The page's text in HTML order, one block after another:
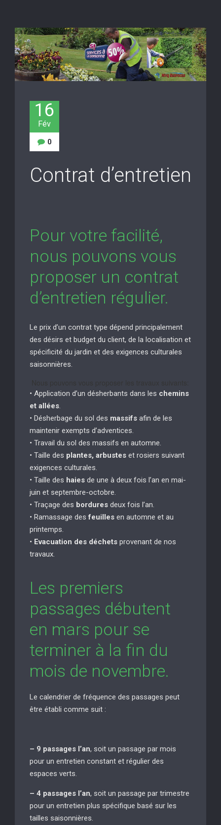
16
Fév
0
Contrat d’entretien
Pour votre facilité,
nous pouvons vous
proposer un contrat
d’entretien régulier.
Le prix d’un contrat type dépend principalement
des désirs et budget du client, de la localisation et
spécificité du jardin et des exigences culturales
saisonnières.
• Application d’un désherbants dans les chemins
et allées
• Désherbage du sol des massifs afin de les
maintenir exempts d’adventices.
• Travail du sol des massifs en automne.
• Taille des plantes, arbustes et rosiers suivant
exigences culturales.
• Taille des haies de une à deux fois l’an en mai-
juin et septembre-octobre.
• Traçage des bordures deux fois l’an.
• Ramassage desfeuilles en automne et au
printemps.
• Evacuation des déchets provenant de nos
travaux.
Les premiers
passages débutent
en mars pour se
terminer à la fin du
mois de novembre.
Le calendrier de fréquence des passages peut
être établi comme suit :
– 9 passages l’an, soit un passage par mois
pour un entretien constant et régulier des
espaces verts.
– 4 passages l’an, soit un passage par trimestre
pour un entretien plus spécifique basé sur les
tailles saisonnières.